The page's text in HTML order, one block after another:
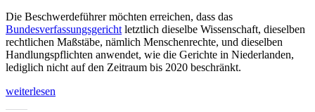
Die Beschwerdeführer möchten erreichen, dass das
Bundesverfassungsgerichtletztlich dieselbe Wissenschaft, dieselben
rechtlichen Maßstäbe, nämlich Menschenrechte, und dieselben
Handlungspflichten anwendet, wie die Gerichte in Niederlanden,
lediglich nicht auf den Zeitraum bis 2020 beschränkt.
„Dokumentiert:
weiterlesen